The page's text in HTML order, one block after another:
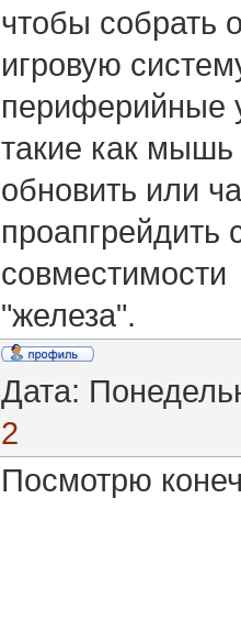
чтобы собрать
игровую
периферийные
такие как мышь
обновить или
совместимости
"железа".
Дата:
2
Посмотрю